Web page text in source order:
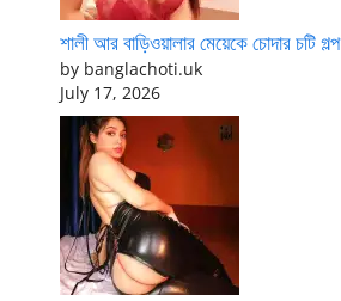
শালী আর বাড়িওয়ালার মেয়েকে চোদার চটি গল্প
by banglachoti.uk
July 17, 2026